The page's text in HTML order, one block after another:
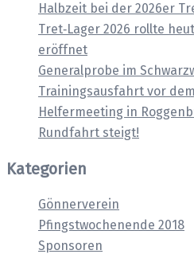
Halbzeit bei der 2026er
Tret‑Lager 2026 rollte
eröffnet
Generalprobe im
Trainingsausfahrt vor
Helfermeeting in
Rundfahrt steigt!
Kategorien
Gönnerverein
Pfingstwochenende 2018
Sponsoren